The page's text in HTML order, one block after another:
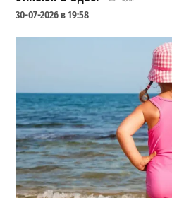
30-07-2026 в 19:58